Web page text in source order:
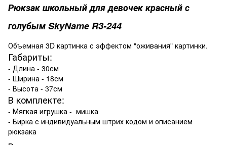
Рюкзак школьный для девочек красный с
голубым SkyName R3-244
Объемная 3D картинка с эффектом "оживания" картинки.
Габариты:
- Длина - 30см
- Ширина - 18см
- Высота - 37см
В комплекте:
- Мягкая игрушка - мишка
- Бирка с индивидуальным штрих кодом и описанием
рюкзака